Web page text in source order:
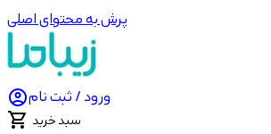
پرش به محتوای اصلی
ورود / ثبت نام
 سبد خرید